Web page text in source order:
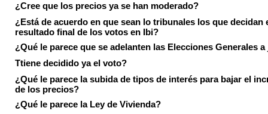
¿Cree que los precios ya se han moderado?
¿Está de acuerdo en que sean lo tribunales los que decidan
resultado final de los votos en Ibi?
¿Qué le parece que se adelanten las Elecciones Generales
Ttiene decidido ya el voto?
¿Qué le parece la subida de tipos de interés para bajar el
de los precios?
¿Qué le parece la Ley de Vivienda?